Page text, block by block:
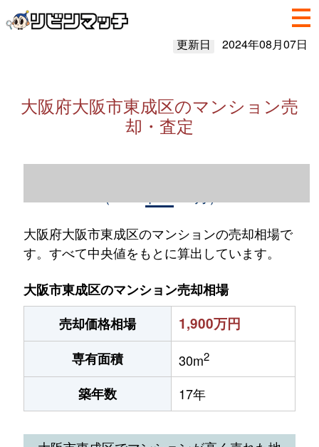
更新日 2024年08月07日
大阪府大阪市東成区のマンション売
却・査定
大阪府大阪市東成区のマンションの売却相場で
す。すべて中央値をもとに算出しています。
大阪市東成区のマンション売却相場
売却価格相場
1,900万円
専有面積 30m2
築年数 17年